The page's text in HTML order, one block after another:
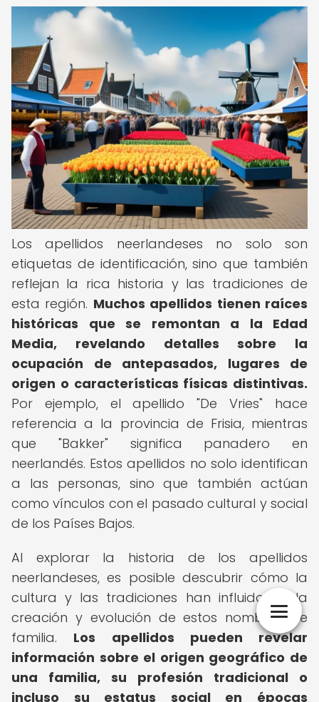
Los apellidos neerlandeses no solo son
etiquetas de identificación, sino que también
reflejan la rica historia y las tradiciones de
esta región. Muchos apellidos tienen raíces
históricas que se remontan a la Edad
Media, revelando detalles sobre la
ocupación de antepasados, lugares de
origen o características físicas distintivas.
Por ejemplo, el apellido "De Vries" hace
referencia a la provincia de Frisia, mientras
que "Bakker" significa panadero en
neerlandés. Estos apellidos no solo identifican
a las personas, sino que también actúan
como vínculos con el pasado cultural y social
de los Países Bajos.
Al explorar la historia de los apellidos
neerlandeses, es posible descubrir cómo la
cultura y las tradiciones han influido en la
creación y evolución de estos nombres de
familia. Los apellidos pueden revelar
información sobre el origen geográfico de
una familia, su profesión tradicional o
incluso su estatus social en épocas